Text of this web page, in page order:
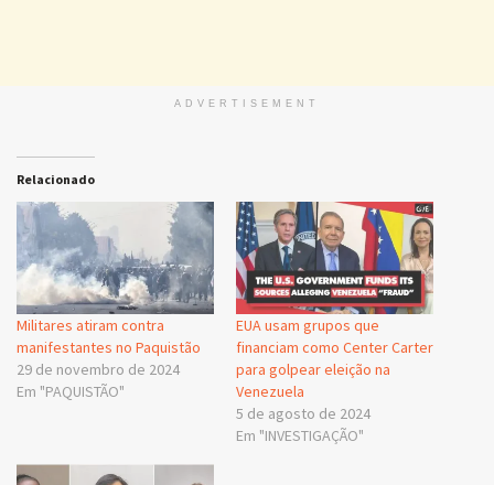
ADVERTISEMENT
Relacionado
Militares atiram contra
manifestantes no Paquistão
29 de novembro de 2024
Em "PAQUISTÃO"
EUA usam grupos que
financiam como Center Carter
para golpear eleição na
Venezuela
5 de agosto de 2024
Em "INVESTIGAÇÃO"